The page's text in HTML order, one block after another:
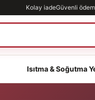
Kolay iadeGüvenli
Isıtma & Soğutma